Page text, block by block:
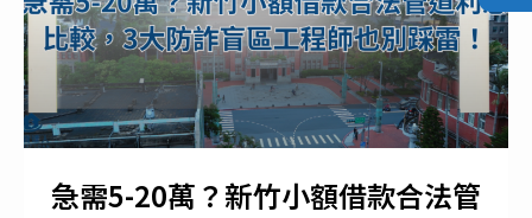
急需5-20萬？新竹小額借款合法管